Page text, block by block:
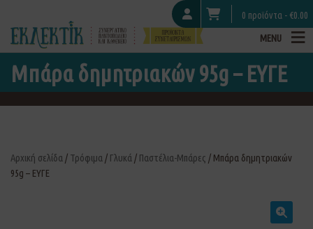
0 προϊόντα - €0.00
MENU
Μπάρα δημητριακών 95g – ΕΥΓΕ
Αρχική σελίδα / Τρόφιμα / Γλυκά / Παστέλια-Μπάρες / Μπάρα δημητριακών
95g – ΕΥΓΕ